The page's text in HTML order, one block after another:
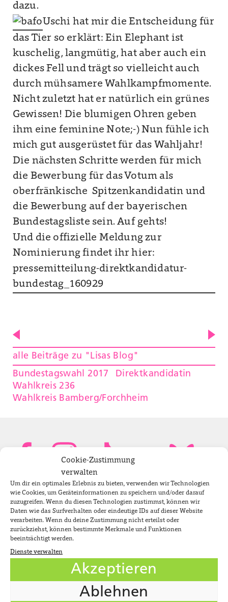
Cookie-Zustimmung
verwalten
Um dir ein optimales Erlebnis zu bieten, verwenden wir Technologien
wie Cookies, um Geräteinformationen zu speichern und/oder darauf
zuzugreifen. Wenn du diesen Technologien zustimmst, können wir
Daten wie das Surfverhalten oder eindeutige IDs auf dieser Website
verarbeiten. Wenn du deine Zustimmung nicht erteilst oder
zurückziehst, können bestimmte Merkmale und Funktionen
beeinträchtigt werden.
Dienste verwalten
Akzeptieren
Ablehnen
dazu.
Uschi hat mir die Entscheidung für
das Tier so erklärt: Ein Elephant ist
kuschelig, langmütig, hat aber auch ein
dickes Fell und trägt so vielleicht auch
durch mühsamere Wahlkampfmomente.
Nicht zuletzt hat er natürlich ein grünes
Gewissen! Die blumigen Ohren geben
ihm eine feminine Note;-) Nun fühle ich
mich gut ausgerüstet für das Wahljahr!
Die nächsten Schritte werden für mich
die Bewerbung für das Votum als
oberfränkische Spitzenkandidatin und
die Bewerbung auf der bayerischen
Bundestagsliste sein. Auf gehts!
Und die offizielle Meldung zur
Nominierung findet ihr hier:
pressemitteilung-direktkandidatur-
bundestag_160929
alle Beiträge zu "Lisas Blog"
Bundestagswahl 2017
Direktkandidatin
Wahlkreis 236
Wahlkreis Bamberg/Forchheim
Bundestagsabgeordnete
Newsletter
Impressum
Datenschutzerklärung